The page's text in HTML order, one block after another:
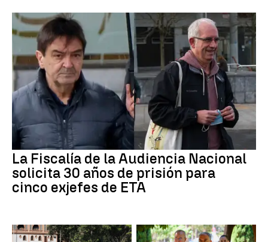
La Fiscalía de la Audiencia Nacional
solicita 30 años de prisión para
cinco exjefes de ETA